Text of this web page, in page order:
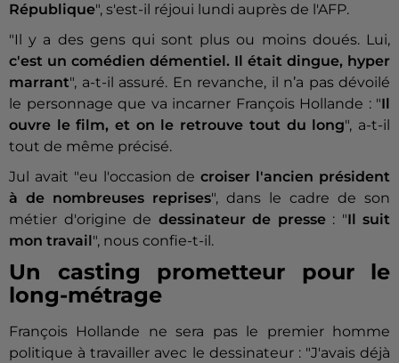
République", s'est-il réjoui lundi auprès de l'AFP.
"Il y a des gens qui sont plus ou moins doués. Lui,
c'est un comédien démentiel. Il était dingue, hyper
marrant", a-t-il assuré. En revanche, il n’a pas dévoilé
le personnage que va incarner François Hollande : "Il
ouvre le film, et on le retrouve tout du long", a-t-il
tout de même précisé.
Jul avait "eu l'occasion decroiser l'ancien président
à de nombreuses reprises", dans le cadre de son
métier d'origine de dessinateur de presse: "Il suit
mon travail ", nous confie-t-il.
Un casting prometteur pour le
long-métrage
François Hollande ne sera pas le premier homme
politique à travailler avec le dessinateur : "J'avais déjà